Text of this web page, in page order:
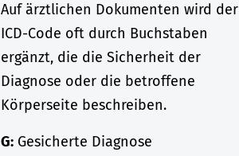
Auf ärztlichen Dokumenten wird der
ICD-Code oft durch Buchstaben
ergänzt, die die Sicherheit der
Diagnose oder die betroffene
Körperseite beschreiben.
G:Gesicherte Diagnose